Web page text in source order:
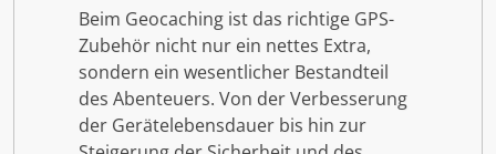
Beim Geocaching ist das richtige GPS-
Zubehör nicht nur ein nettes Extra,
sondern ein wesentlicher Bestandteil
des Abenteuers. Von der Verbesserung
der Gerätelebensdauer bis hin zur